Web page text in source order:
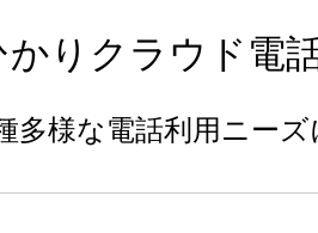
かりクラウド電
多様な電話利用ニー